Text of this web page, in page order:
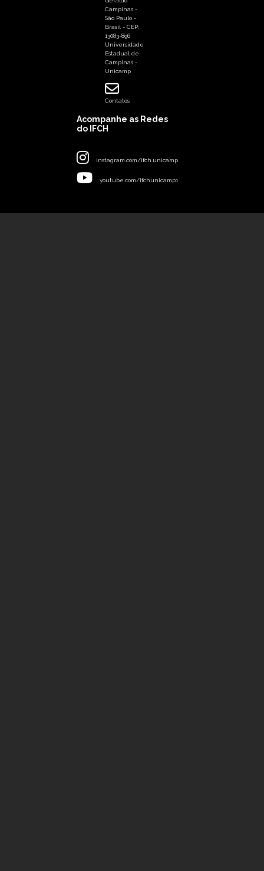
Campinas -
São Paulo -
Brasil - CEP:
13083-896
Universidade
Estadual de
Campinas -
Unicamp
Contatos
Acompanhe as Redes
do IFCH
instagram.com/ifch.unicamp
youtube.com/ifchunicamp1